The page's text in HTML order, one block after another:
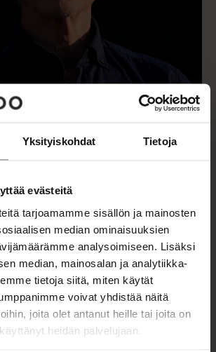
Yksityiskohdat Tietoja
evästeitä
tarjoamamme sisällön ja mainosten
median ominaisuuksien
analysoimiseen. Lisäksi
median, mainosalan ja analytiikka-
tietoja siitä, miten käytät
voivat yhdistää näitä
joita olet antanut heille tai joita on
heidän palvelujaan.